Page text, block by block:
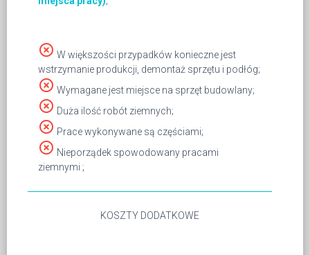
highlight_off W większości przypadków konieczne jest
wstrzymanie produkcji, demontaż sprzętu i podłóg;
highlight_off Wymagane jest miejsce na sprzęt budowlany;
highlight_off Duża ilość robót ziemnych;
highlight_off Prace wykonywane są częściami;
highlight_off Nieporządek spowodowany pracami
ziemnymi ;
KOSZTY DODATKOWE